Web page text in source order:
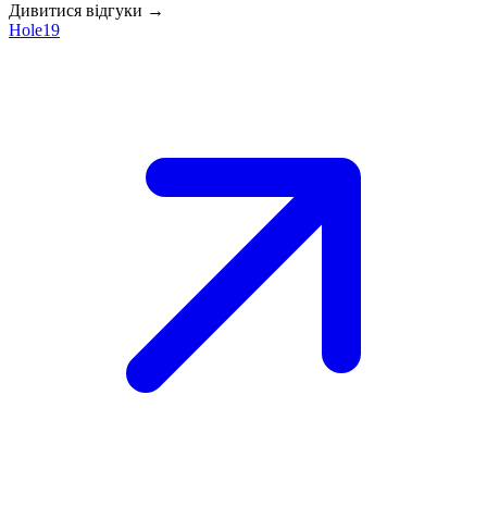
Дивитися відгуки →
Hole19